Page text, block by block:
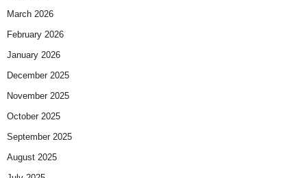
March 2026
February 2026
January 2026
December 2025
November 2025
October 2025
September 2025
August 2025